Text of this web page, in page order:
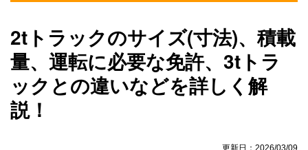
2tトラックのサイズ(寸法)、積載
量、運転に必要な免許、3tトラ
ックとの違いなどを詳しく解
説！
更新日：2026/03/09